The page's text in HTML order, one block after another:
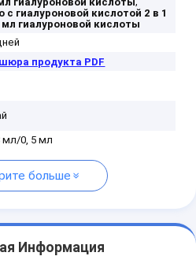
с гиалуроновой кислотой 2 в 1
мл гиалуроновой кислоты
продукта PDF
мл/0, 5 мл
больше
Информация